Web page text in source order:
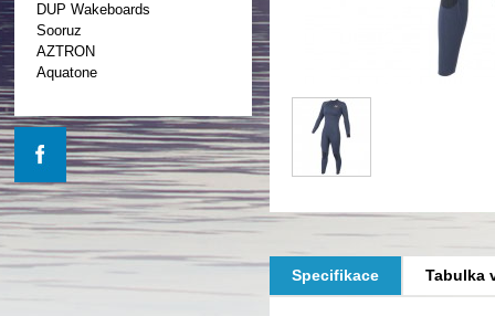
DUP Wakeboards
Sooruz
AZTRON
Aquatone
Specifikace Tabulka